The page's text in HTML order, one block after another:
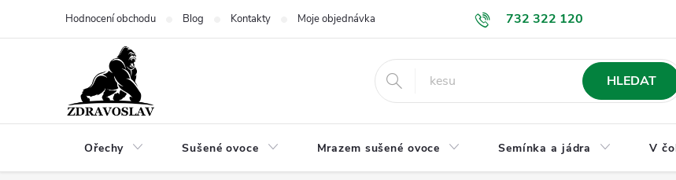
732 322 120
Hodnocení obchodu Blog Kontakty Moje objednávka GDPR a ochrana osobních údajů Jak nakupovat
HLEDAT
Ořechy Sušené ovoce Mrazem sušené ovoce Semínka a jádra V